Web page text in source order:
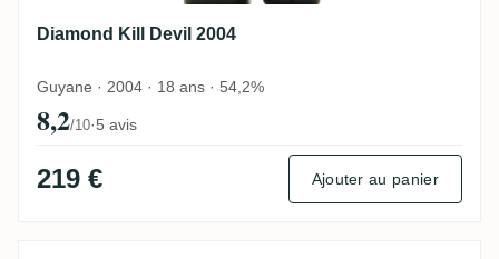
Diamond Kill Devil 2004
Guyane · 2004 · 18 ans · 54,2%
8,2/10·5 avis
219 € Ajouter au panier